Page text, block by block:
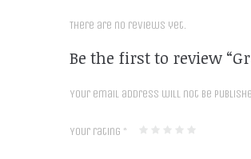
There are no reviews yet.
Be the first to review
Your email address will not be
Your rating *